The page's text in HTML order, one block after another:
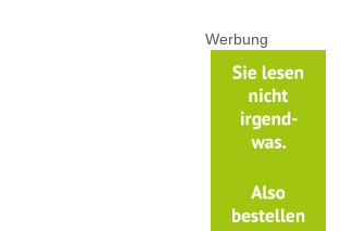
Werbung